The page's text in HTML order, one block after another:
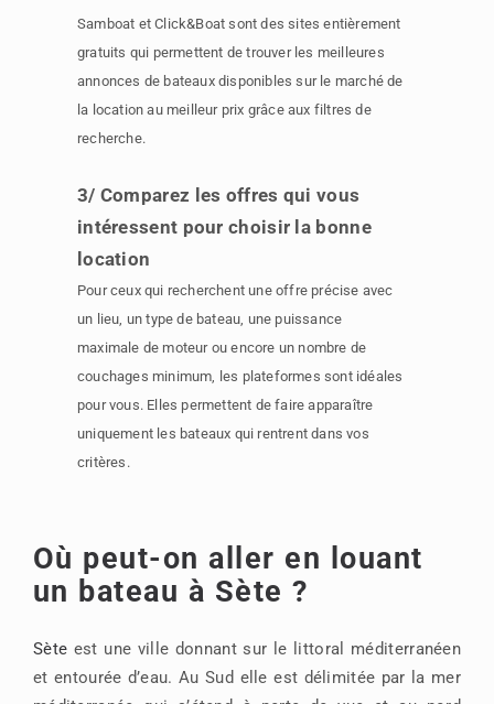
Samboat et Click&Boat sont des sites entièrement
gratuits qui permettent de trouver les meilleures
annonces de bateaux disponibles sur le marché de
la location au meilleur prix grâce aux filtres de
recherche.
3/ Comparez les offres qui vous
intéressent pour choisir la bonne
location
Pour ceux qui recherchent une offre précise avec
un lieu, un type de bateau, une puissance
maximale de moteur ou encore un nombre de
couchages minimum, les plateformes sont idéales
pour vous. Elles permettent de faire apparaître
uniquement les bateaux qui rentrent dans vos
critères.
Où peut-on aller en louant
un bateau à Sète ?
Sète est une ville donnant sur le littoral méditerranéen
et entourée d’eau. Au Sud elle est délimitée par la mer